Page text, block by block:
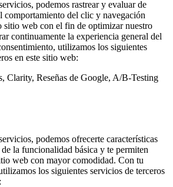
podemos rastrear y evaluar de
comportamiento del clic y navegación
sitio web con el fin de optimizar nuestro
continuamente la experiencia general del
utilizamos los siguientes
en este sitio web:
Clarity, Reseñas de Google, A/B-Testing
podemos ofrecerte características
la funcionalidad básica y te permiten
web con mayor comodidad. Con tu
los siguientes servicios de terceros